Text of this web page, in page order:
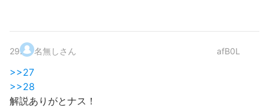
29. 名無しさん afB0L
>>27
>>28
解説ありがとナス！